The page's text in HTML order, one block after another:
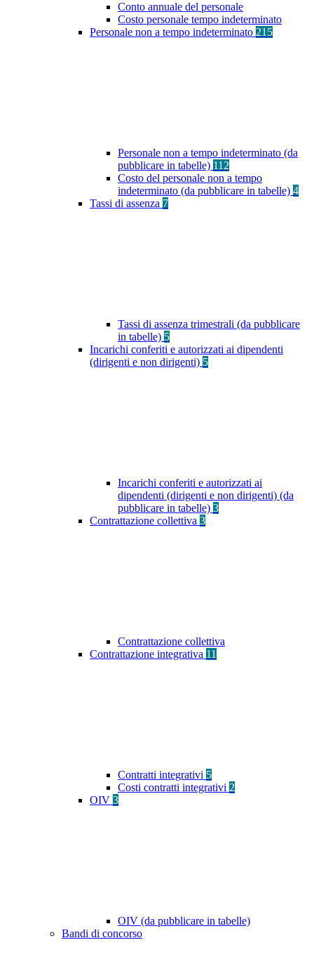
Conto annuale del personale
Costo personale tempo indeterminato
Personale non a tempo indeterminato 215
Personale non a tempo indeterminato (da
pubblicare in tabelle) 112
Costo del personale non a tempo
indeterminato (da pubblicare in tabelle) 4
Tassi di assenza 7
Tassi di assenza trimestrali (da pubblicare
in tabelle) 5
Incarichi conferiti e autorizzati ai dipendenti
(dirigenti e non dirigenti) 5
Incarichi conferiti e autorizzati ai
dipendenti (dirigenti e non dirigenti) (da
pubblicare in tabelle) 3
Contrattazione collettiva 3
Contrattazione collettiva
Contrattazione integrativa 11
Contratti integrativi 5
Costi contratti integrativi 2
OIV 3
OIV (da pubblicare in tabelle)
Bandi di concorso